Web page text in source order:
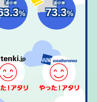
適中率
%
適中率
73.3%